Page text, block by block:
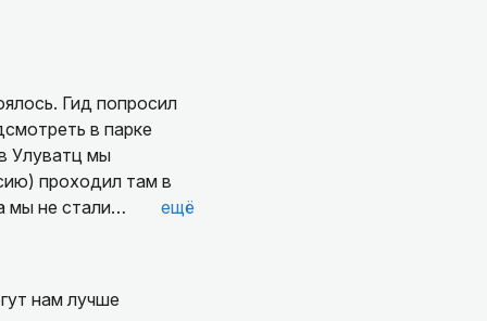
Гид попросил
в парке
Улуватц мы
проходил там в
мы не стали
ещё
нам лучше